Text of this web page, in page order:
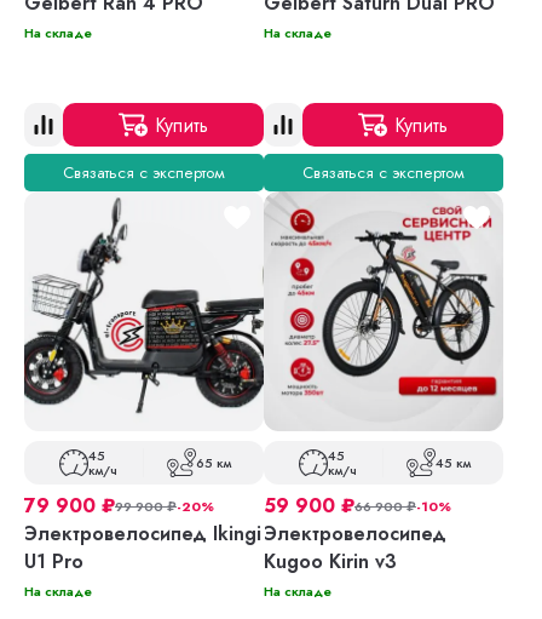
На складе
Купить
Связаться с экспертом
На складе
Купить
Связаться с экспертом
45
км/ч 65 км
79 900 ₽99 900₽-20%
Электровелосипед Ikingi
U1 Pro
На складе
45
км/ч 45 км
59 900 ₽66 900₽-10%
Электровелосипед
Kugoo Kirin v3
На складе